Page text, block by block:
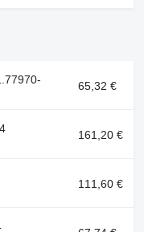
65,32 €
161,20 €
111,60 €